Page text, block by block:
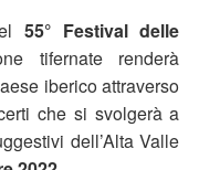
55° Festival delle
tifernate renderà
iberico attraverso
che si svolgerà a
dell’Alta Valle